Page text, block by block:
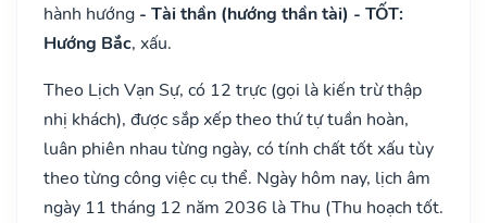
hành hướng - Tài thần (hướng thần tài) - TỐT:
Hướng Bắc, xấu.
Theo Lịch Vạn Sự, có 12 trực (gọi là kiến trừ thập
nhị khách), được sắp xếp theo thứ tự tuần hoàn,
luân phiên nhau từng ngày, có tính chất tốt xấu tùy
theo từng công việc cụ thể. Ngày hôm nay, lịch âm
ngày 11 tháng 12 năm 2036 là Thu (Thu hoạch tốt.